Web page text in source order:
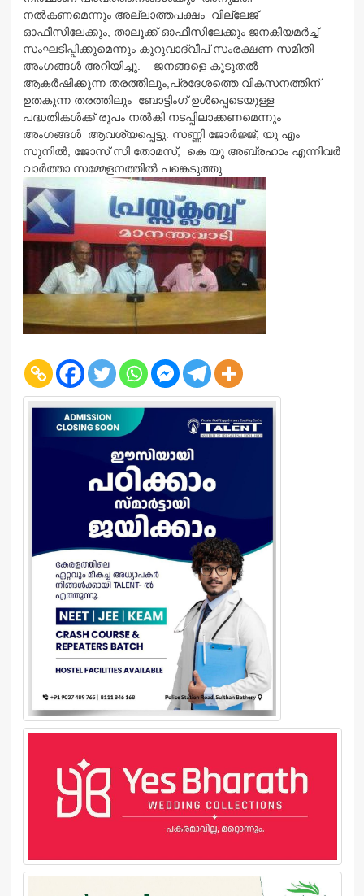
നല്‍കണമെന്നും അല്ലാത്തപക്ഷം വില്ലേജ്
ഓഫീസിലേക്കും, താലൂക്ക് ഓഫീസിലേക്കും ജനകീയമര്‍ച്ച്
സംഘടിപ്പിക്കുമെന്നും കുറുവാദ്വീപ്‌ സംരക്ഷണ സമിതി
അംഗങ്ങള്‍ അറിയിച്ചു. ജനങ്ങളെ കൂടുതല്‍
ആകര്‍ഷിക്കുന്ന തരത്തിലും,പ്രദേശത്തെ വികസനത്തിന്
ഉതകുന്ന തരത്തിലും ബോട്ടിംഗ് ഉള്‍പ്പെടെയുള്ള
പദ്ധതികള്‍ക്ക് രൂപം നല്‍കി നടപ്പിലാക്കണമെന്നും
അംഗങ്ങള്‍ ആവശ്യപ്പെട്ടു. സണ്ണി ജോര്‍ജ്ജ്, യു എം
സുനില്‍, ജോസ് സി തോമസ്‌, കെ യു അബ്രഹാം എന്നിവര്‍
വാര്‍ത്താ സമ്മേളനത്തില്‍ പങ്കെടുത്തു.